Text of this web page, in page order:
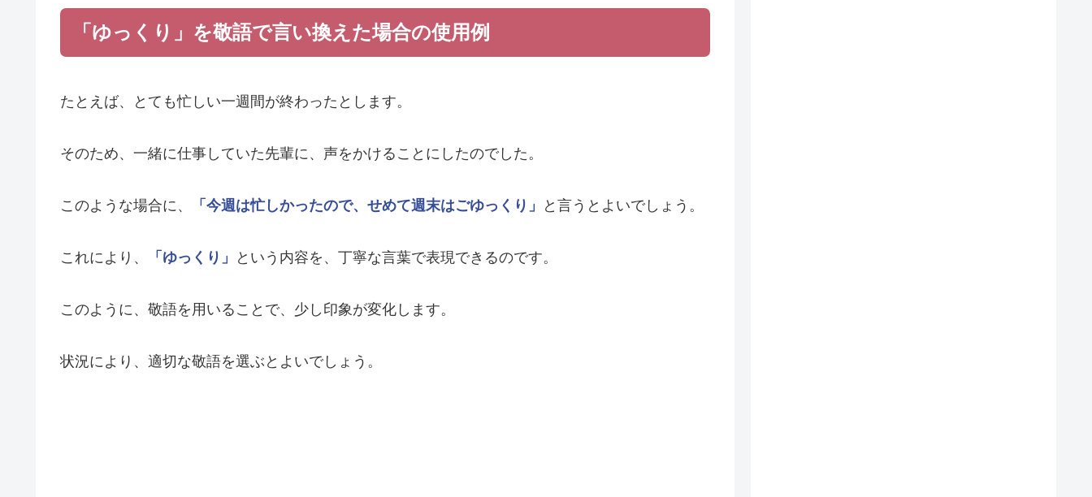
「ゆっくり」を敬語で言い換えた場合の使用例
たとえば、とても忙しい一週間が終わったとします。
そのため、一緒に仕事していた先輩に、声をかけることにしたのでした。
このような場合に、 「今週は忙しかったので、せめて週末はごゆっくり」 と言うとよいでしょう。
これにより、 「ゆっくり」 という内容を、丁寧な言葉で表現できるのです。
このように、敬語を用いることで、少し印象が変化します。
状況により、適切な敬語を選ぶとよいでしょう。